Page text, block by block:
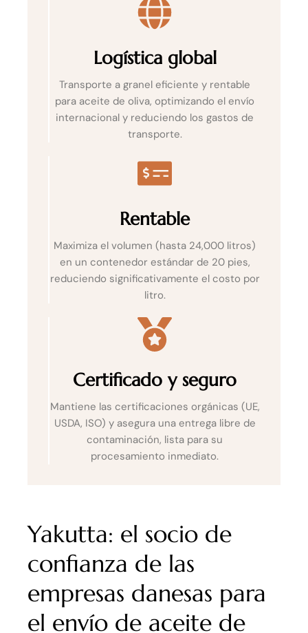
Logística global
Transporte a granel eficiente y rentable
para aceite de oliva, optimizando el envío
internacional y reduciendo los gastos de
transporte.
Rentable
Maximiza el volumen (hasta 24,000 litros)
en un contenedor estándar de 20 pies,
reduciendo significativamente el costo por
litro.
Certificado y seguro
Mantiene las certificaciones orgánicas (UE,
USDA, ISO) y asegura una entrega libre de
contaminación, lista para su
procesamiento inmediato.
Yakutta: el socio de
confianza de las
empresas danesas para
el envío de aceite de